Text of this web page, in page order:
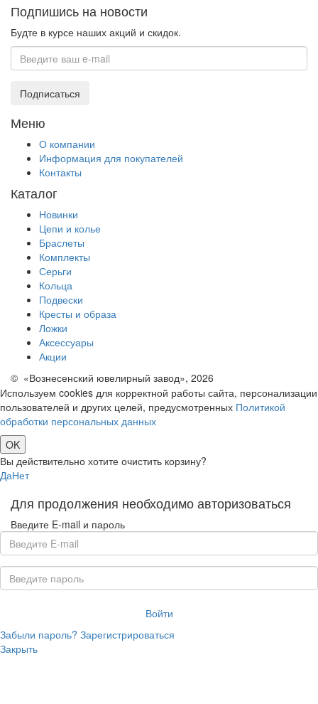
Подпишись на новости
Будте в курсе наших акций и скидок.
Подписаться
Меню
О компании
Информация для покупателей
Контакты
Каталог
Новинки
Цепи и колье
Браслеты
Комплекты
Серьги
Кольца
Подвески
Кресты и образа
Ложки
Аксессуары
Акции
© «Вознесенский ювелирный завод», 2026
Используем cookies для корректной работы сайта, персонализации
пользователей и других целей, предусмотренных Политикой
обработки персональных данных
OK
Вы действительно хотите очистить корзину?
ДаНет
Для продолжения необходимо авторизоваться
Введите E-mail и пароль
Войти
Забыли пароль? Зарегистрироваться
Закрыть